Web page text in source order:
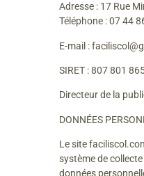
Adresse : 17 Rue
Téléphone : 07 44
E-mail :
SIRET : 807 801
Directeur de la
DONNÉES
Le site
système de